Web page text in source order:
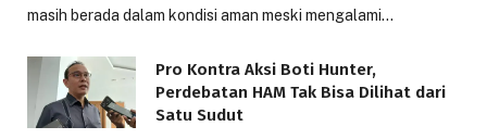
masih berada dalam kondisi aman meski mengalami…
Pro Kontra Aksi Boti Hunter,
Perdebatan HAM Tak Bisa Dilihat dari
Satu Sudut